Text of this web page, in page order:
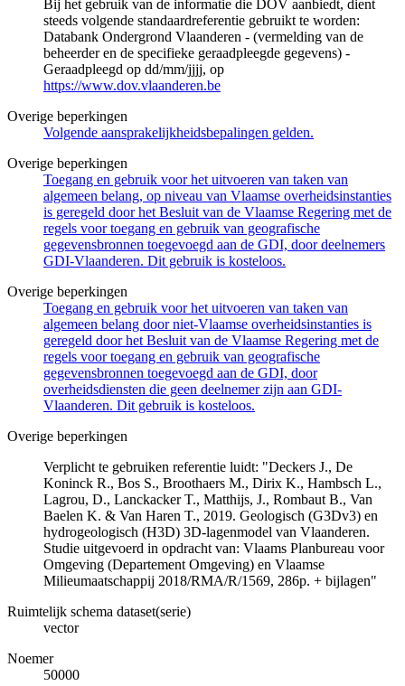
Bij het gebruik van de informatie die DOV aanbiedt, dient
steeds volgende standaardreferentie gebruikt te worden:
Databank Ondergrond Vlaanderen - (vermelding van de
beheerder en de specifieke geraadpleegde gegevens) -
Geraadpleegd op dd/mm/jjjj, op
https://www.dov.vlaanderen.be
Overige beperkingen
Volgende aansprakelijkheidsbepalingen gelden.
Overige beperkingen
Toegang en gebruik voor het uitvoeren van taken van
algemeen belang, op niveau van Vlaamse overheidsinstanties
is geregeld door het Besluit van de Vlaamse Regering met de
regels voor toegang en gebruik van geografische
gegevensbronnen toegevoegd aan de GDI, door deelnemers
GDI-Vlaanderen. Dit gebruik is kosteloos.
Overige beperkingen
Toegang en gebruik voor het uitvoeren van taken van
algemeen belang door niet-Vlaamse overheidsinstanties is
geregeld door het Besluit van de Vlaamse Regering met de
regels voor toegang en gebruik van geografische
gegevensbronnen toegevoegd aan de GDI, door
overheidsdiensten die geen deelnemer zijn aan GDI-
Vlaanderen. Dit gebruik is kosteloos.
Overige beperkingen
Verplicht te gebruiken referentie luidt: "Deckers J., De
Koninck R., Bos S., Broothaers M., Dirix K., Hambsch L.,
Lagrou, D., Lanckacker T., Matthijs, J., Rombaut B., Van
Baelen K. & Van Haren T., 2019. Geologisch (G3Dv3) en
hydrogeologisch (H3D) 3D-lagenmodel van Vlaanderen.
Studie uitgevoerd in opdracht van: Vlaams Planbureau voor
Omgeving (Departement Omgeving) en Vlaamse
Milieumaatschappij 2018/RMA/R/1569, 286p. + bijlagen"
Ruimtelijk schema dataset(serie)
vector
Noemer
50000